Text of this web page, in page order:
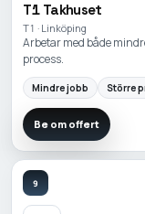
T1 Takhuset
T1 · Linköping
Arbetar med både
process.
Mindre jobb Större
Be om offert
9